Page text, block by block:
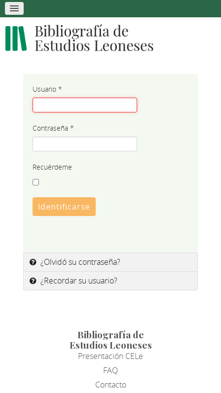
Usuario*
Contraseña*
Recuérdeme
Identificarse
¿Olvidó su contraseña?
¿Recordar su usuario?
Bibliografía de
Estudios Leoneses
Presentación CELe
FAQ
Contacto